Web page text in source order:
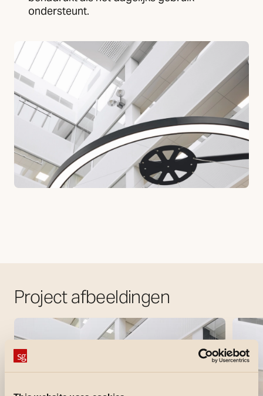
ondersteunt.
Project afbeeldingen